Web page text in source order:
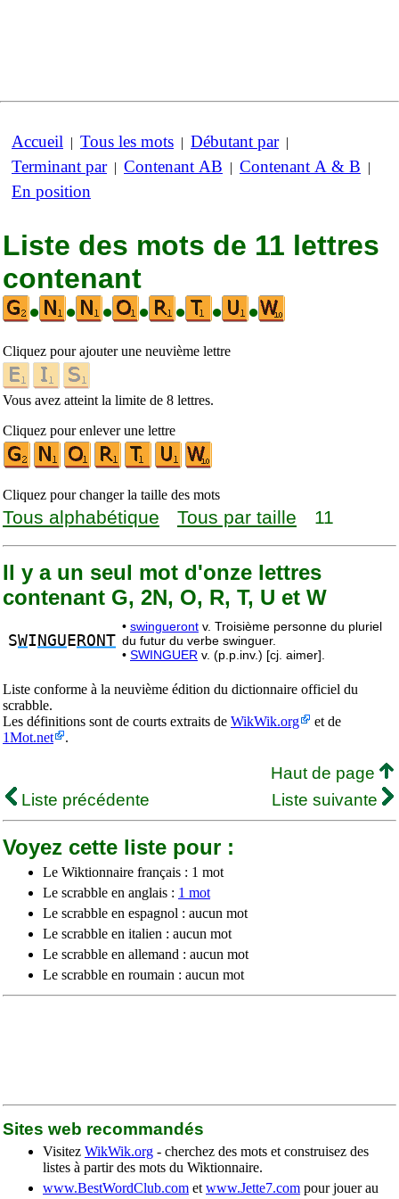
Accueil | Tous les mots | Débutant par|
Terminant par| Contenant AB | Contenant A & B |
En position
Liste des mots de 11 lettres
contenant
•
• • • • • •
Cliquez pour ajouter une neuvième lettre
Vous avez atteint la limite de 8 lettres.
Cliquez pour enlever une lettre
Cliquez pour changer la taille des mots
Tous alphabétique Tous par taille 11
Il y a un seul mot d'onze lettres
contenant G, 2N, O, R, T, U et W
SWI NGU E RONT
• swingueront v. Troisième personne du pluriel
du futur du verbe swinguer.
• SWINGUER v. (p.p.inv.) [cj. aimer].
Liste conforme à la neuvième édition du dictionnaire officiel du
scrabble.
Les définitions sont de courts extraits de WikWik.org
et de
1Mot.net
.
Haut de page
Liste précédente
Liste suivante
Voyez cette liste pour :
Le Wiktionnaire français : 1 mot
Le scrabble en anglais : 1 mot
Le scrabble en espagnol : aucun mot
Le scrabble en italien : aucun mot
Le scrabble en allemand : aucun mot
Le scrabble en roumain : aucun mot
Sites web recommandés
Visitez WikWik.org - cherchez des mots et construisez des
listes à partir des mots du Wiktionnaire.
www.BestWordClub.com et www.Jette7.com pour jouer au